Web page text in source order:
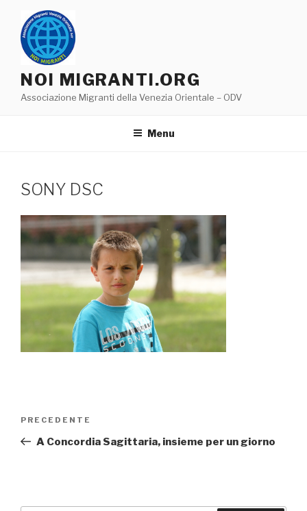
contenuto
NOI MIGRANTI.ORG
Associazione Migranti della Venezia Orientale – ODV
Menu
SONY DSC
Articolo
precedente:
PRECEDENTE
A Concordia Sagittaria, insieme per un giorno